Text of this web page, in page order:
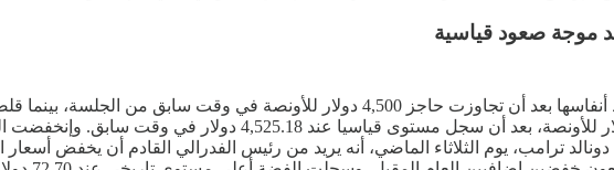
موجة صعود قياسية
تراجعت أسعار الذهب قليلا، يوم أمس الأربعاء، لتلتقط أنفاسها بعد أن تجاوزت حاجز
ترامب، يوم الثلاثاء الماضي، أنه يريد من رئيس الفدرالي القادم أن يخفض